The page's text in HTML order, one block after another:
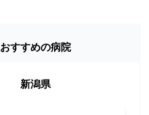
おすすめの病院
新潟県